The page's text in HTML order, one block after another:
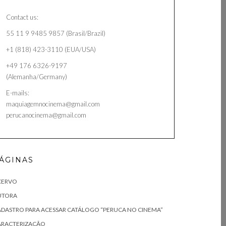
Contact us:
55 11 9 9485 9857 (Brasil/Brazil)
+1 (818) 423-3110 (EUA/USA)
+49 176 6326-9197
(Alemanha/Germany)
E-mails:
maquiagemnocinema@gmail.com
perucanocinema@gmail.com
PARA ACESSAR CATÁLOGO “PERUCA NO CINEMA”